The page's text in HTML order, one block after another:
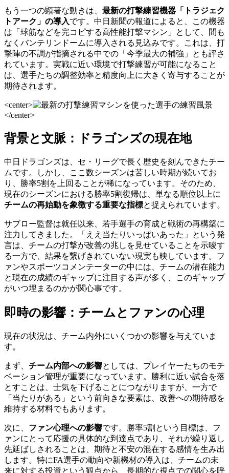
もう一つの顕著な動きは、 最新の打撃練習機器「トラジェク
トアーク」の導入です。中日新聞の報道によると、この機器
は「球筋などを完コピする高性能打撃マシン」として、間も
なくバンテリンドームに導入される見込みです。これは、打
撃陣の不調が指摘される中での「今季最大の補強」とも評さ
れています。実戦に近い環境で打撃練習が可能になること
は、選手たちの調整効率と精度向上に大きく寄与することが
期待されます。
<center>
</center>
背景と文脈：ドラゴンズの現在地
中日ドラゴンズは、セ・リーグで長く歴史を刻んできたチー
ムです。しかし、ここ数シーズンは苦しい時期が続いてお
り、勝率5割を上回ることが稀になっています。そのため、
現在のシーズンにおける勝率5割復帰は、単なる順位以上に
チームの再始動を象徴する重要な指標と捉えられています。
サブロー監督は就任以来、若手選手の育成と戦術の再構築に
注力してきました。「ええ当たりいっぱいあった」という発
言は、チームの打撃が改善の兆しを見せていることを示唆す
る一方で、結果を繋げきれていない現実も映しています。フ
ァンやスポーツコメンテーターの中には、チームの潜在能力
と現在の成績のギャップに注目する声が多く、このギャップ
がいつ埋まるのかが関心事です。
即時の影響：チームとファンの心理
現在の状況は、チーム内外にいくつかの影響を与えていま
す。
まず、 チーム内部への影響としては、プレイヤーたちのモチ
ベーション管理が重要になっています。勝利に近い試合を落
とすことは、士気を下げることにつながりますが、一方で
「当たりがある」という前向きな要素は、改善への期待感を
維持する材料でもあります。
次に、 ファン心理への影響です。勝率5割という目標は、フ
ァンにとって応援の具体的な到達点であり、それが繰り返し
先延ばしされることは、期待と不安の混在する感情を生み出
します。特にFA選手の動向や新機材の導入は、チームの未
来に対する投資という観点から、長期的な視点での関心を呼